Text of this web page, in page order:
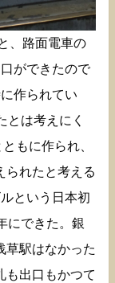
、路面電車の
ができたので
作られてい
とは考えにく
もに作られ、
られたと考える
という日本初
にできた。銀
草駅はなかった
も出口もかつて